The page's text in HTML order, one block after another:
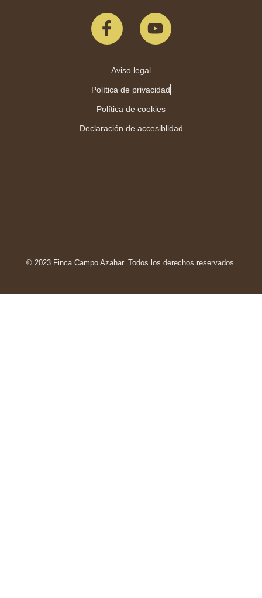
Aviso legal
Política de privacidad
Política de cookies
Declaración de accesiblidad
© 2023 Finca Campo Azahar. Todos los derechos reservados.